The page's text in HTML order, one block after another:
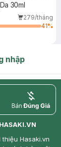
30ml
279/tháng
41%
nhập
price
thiệu Hasaki.vn